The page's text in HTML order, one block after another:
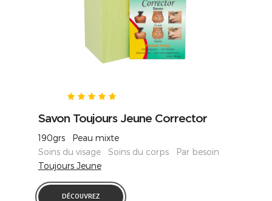
Savon Toujours Jeune Corrector
190grs Peau mixte
Soins du visage Soins du corps Par besoin
Toujours Jeune
DÉCOUVREZ